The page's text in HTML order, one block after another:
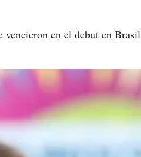
vencieron en el debut en Brasil